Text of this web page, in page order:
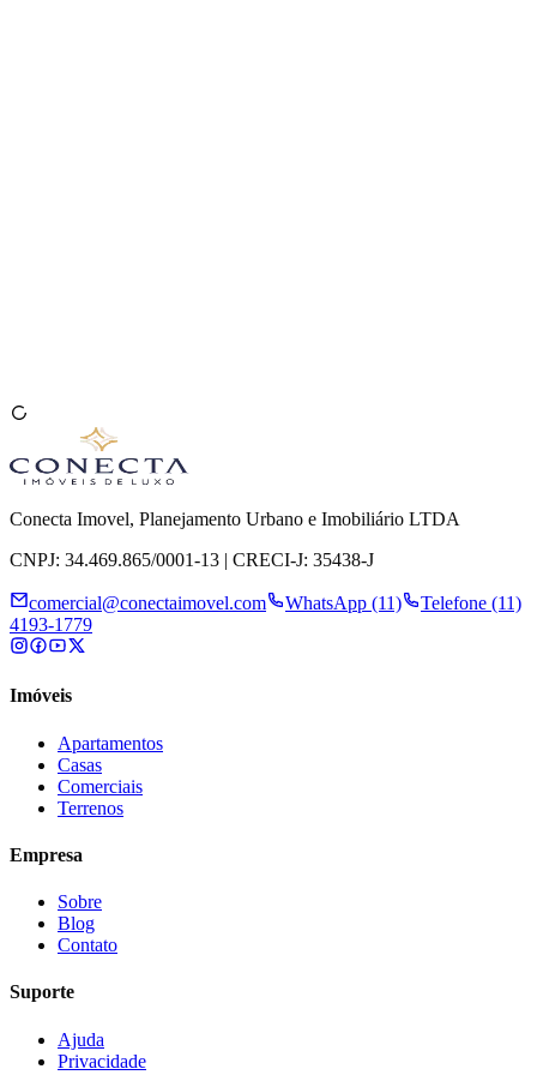
Conecta Imovel, Planejamento Urbano e Imobiliário LTDA
CNPJ: 34.469.865/0001-13 | CRECI-J: 35438-J
comercial@conectaimovel.com WhatsApp (11)
Telefone (11)
4193-1779
Imóveis
Apartamentos
Casas
Comerciais
Terrenos
Empresa
Sobre
Blog
Contato
Suporte
Ajuda
Privacidade